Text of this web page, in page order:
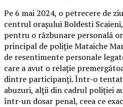
Pe 6 mai 2024, o petrecere de
centrul orașului Boldesti
pentru o răzbunare personală
principal de poliție Mataiche
de resentimente personale
care a avut o relație
dintre participanți. Într-o
abuzuri, alții din cadrul poliției
într-un dosar penal, ceea ce